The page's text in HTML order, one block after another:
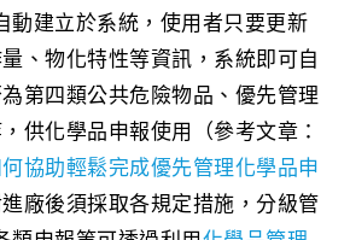
動建立於系統，使用者只要更新
、物化特性等資訊，系統即可自
第四類公共危險物品、優先管理
供化學品申報使用（參考文章：
協助輕鬆完成優先管理化學品申
廠後須採取各規定措施，分級管